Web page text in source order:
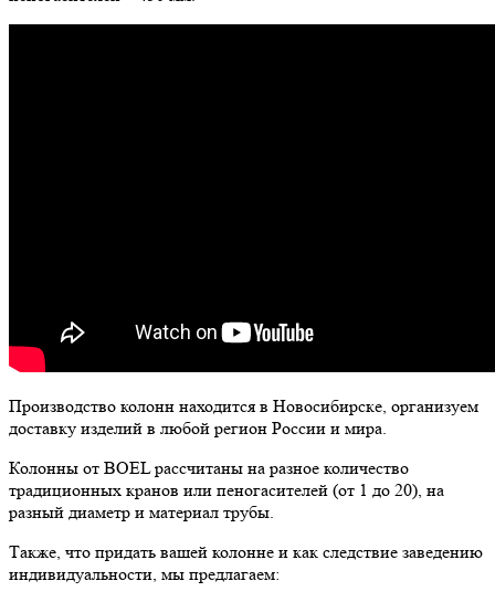
Производство колонн находится в Новосибирске, организуем
доставку изделий в любой регион России и мира.
Колонны от BOEL рассчитаны на разное количество
традиционных кранов или пеногасителей (от 1 до 20), на
разный диаметр и материал трубы.
Также, что придать вашей колонне и как следствие заведению
индивидуальности, мы предлагаем: